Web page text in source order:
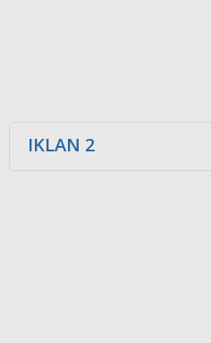
IKLAN 2